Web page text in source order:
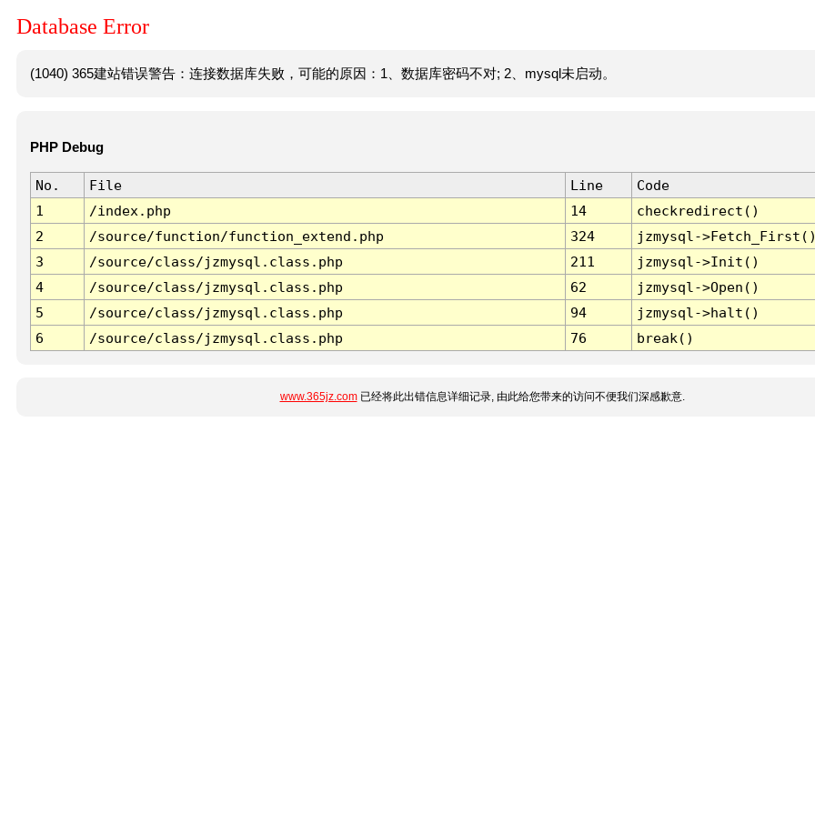
Database Error
(1040) 365建站错误警告：连接数据库失败，可能的原因：1、数据库密码不对; 2、mysql未启动。
PHP Debug
No. File Line
Code
1
/index.php 14
checkredirect()
2
/source/function/function_extend.php 324
jzmysql-
3
/source/class/jzmysql.class.php 211
jzmysql->Init()
4
/source/class/jzmysql.class.php 62
jzmysql->Open()
5
/source/class/jzmysql.class.php 94
jzmysql->halt()
6
/source/class/jzmysql.class.php 76 break()
www.365jz.com已经将此出错信息详细记录, 由此给您带来的访问不便我们深感歉意.